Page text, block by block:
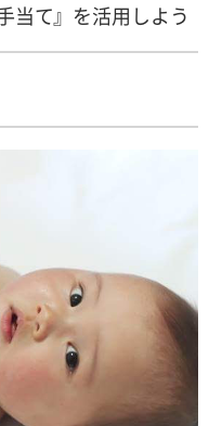
て』を活用しよう